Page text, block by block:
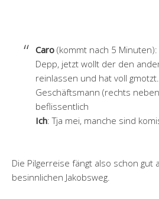
Caro (kommt nach 5
Depp, jetzt wollt der den
reinlassen und hat voll gmotzt.
Geschäftsmann (rechts
beflissentlich
Ich: Tja mei, manche sind
Die Pilgerreise fängt also schon gut
besinnlichen Jakobsweg.